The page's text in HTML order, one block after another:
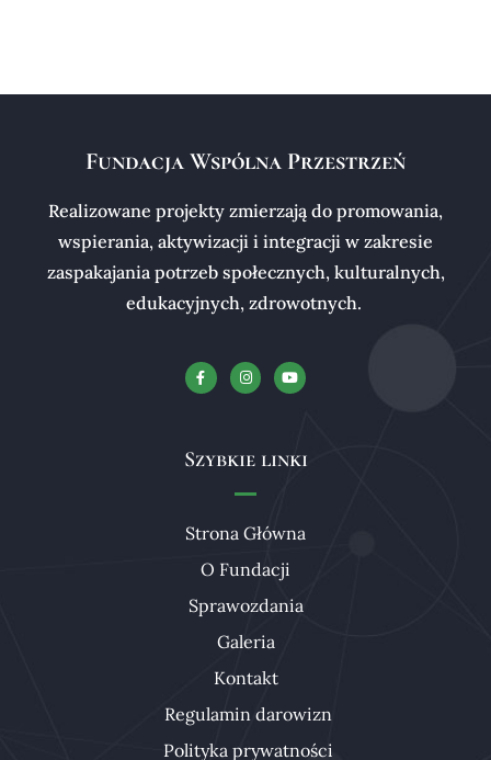
Fundacja Wspólna Przestrzeń
Realizowane projekty zmierzają do promowania,
wspierania, aktywizacji i integracji w zakresie
zaspakajania potrzeb społecznych, kulturalnych,
edukacyjnych, zdrowotnych.
Szybkie linki
Strona Główna
O Fundacji
Sprawozdania
Galeria
Kontakt
Regulamin darowizn
Polityka prywatności